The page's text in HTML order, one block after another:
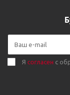
Я согласен с